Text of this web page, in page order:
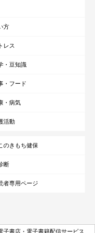
方
レス
・豆知識
・フード
・病気
活動
のきもち健保
断
者専用ページ
子書店・電子書籍配信サービス